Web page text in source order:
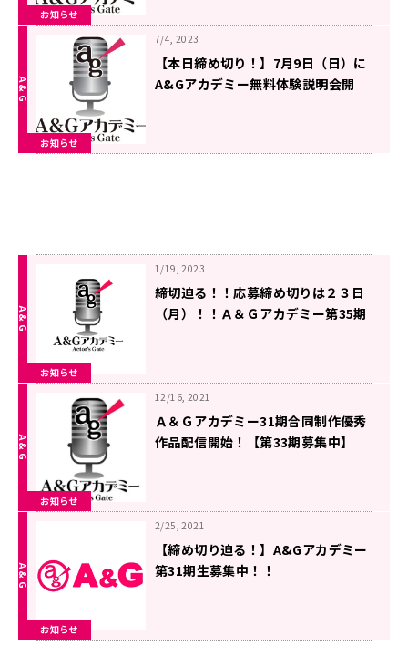
お知らせ
お知らせ
7/4, 2023
【本日締め切り！】7月9日（日）に
A&Gアカデミー無料体験説明会開
お知らせ
1/19, 2023
締切迫る！！応募締め切りは２３日
（月）！！Ａ＆Ｇアカデミー第35期
お知らせ
12/16, 2021
Ａ＆Ｇアカデミー31期合同制作優秀
作品配信開始！【第33期募集中】
お知らせ
2/25, 2021
【締め切り迫る！】A&Gアカデミー
第31期生募集中！！